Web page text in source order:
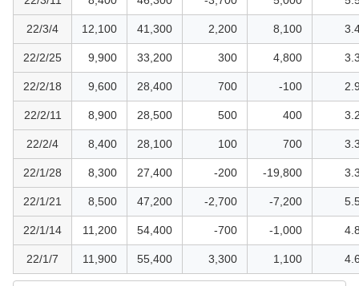
22/3/4 12,100 41,300 2,200 8,100
22/2/25 9,900 33,200 300 4,800
22/2/18 9,600 28,400 700 -100
22/2/11 8,900 28,500 500 400
22/2/4 8,400 28,100 100 700
22/1/28 8,300 27,400 -200 -19,800
22/1/21 8,500 47,200 -2,700 -7,200
22/1/14 11,200 54,400 -700 -1,000
22/1/7 11,900 55,400 3,300 1,100